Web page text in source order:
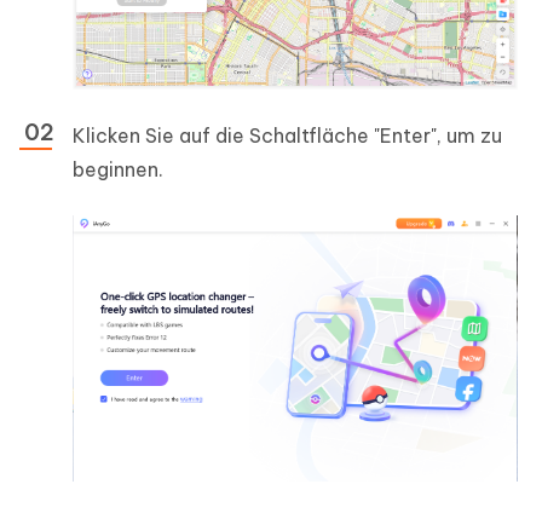
Klicken Sie auf die Schaltfläche "Enter", um zu
beginnen.